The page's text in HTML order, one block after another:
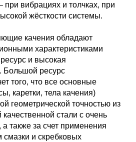
вибрациях и толчках, при
жёсткости системы.
качения обладают
характеристиками
и высокая
Большой ресурс
того, что все основные
каретки, тела качения)
геометрической точностью из
стали с очень
также за счет применения
и скребковых